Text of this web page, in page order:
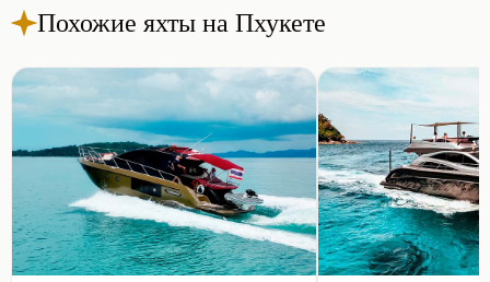
Похожие яхты на Пхукете